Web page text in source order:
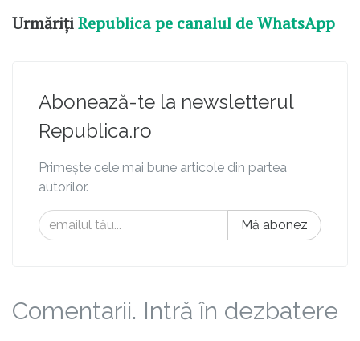
UrmărițiRepublica pe canalul de WhatsApp
Abonează-te la newsletterul
Republica.ro
Primește cele mai bune articole din partea
autorilor.
Mă abonez
Comentarii. Intră în dezbatere